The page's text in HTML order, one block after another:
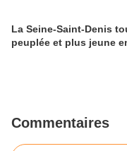
La Seine-Saint-Denis
peuplée et plus jeune
Commentaires